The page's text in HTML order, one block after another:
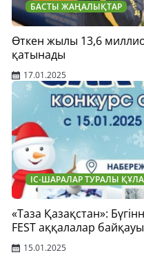
БАСТЫ ЖАҢАЛЫҚТАР
Өткен жылы 13,6
қатынады
17.01.2025
ІС-ШАРАЛАР ТУРАЛЫ
«Таза Қазақстан»:
FEST аққалалар
15.01.2025